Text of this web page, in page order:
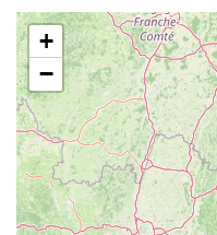
+
−